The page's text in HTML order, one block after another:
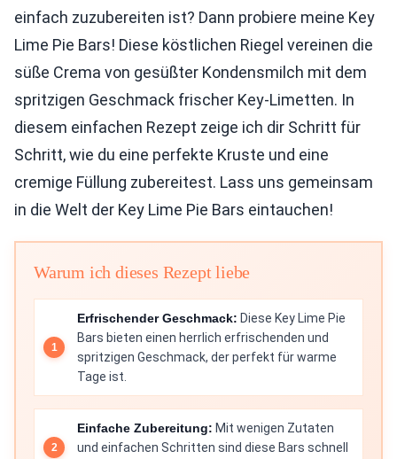
einfach zuzubereiten ist? Dann probiere meine Key
Lime Pie Bars! Diese köstlichen Riegel vereinen die
süße Crema von gesüßter Kondensmilch mit dem
spritzigen Geschmack frischer Key-Limetten. In
diesem einfachen Rezept zeige ich dir Schritt für
Schritt, wie du eine perfekte Kruste und eine
cremige Füllung zubereitest. Lass uns gemeinsam
in die Welt der Key Lime Pie Bars eintauchen!
Warum ich dieses Rezept liebe
Erfrischender Geschmack: Diese Key Lime Pie
Bars bieten einen herrlich erfrischenden und
spritzigen Geschmack, der perfekt für warme
Tage ist.
Einfache Zubereitung: Mit wenigen Zutaten
und einfachen Schritten sind diese Bars schnell